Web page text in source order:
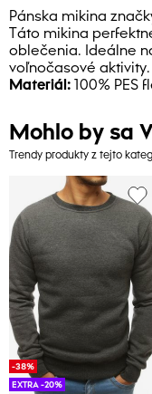
Pánska mikina
Táto mikina
oblečenia. Ideálne
voľnočasové aktivity.
Materiál: 100% PES
Mohlo by sa
Trendy produkty z tejto
-38%
EXTRA -20%